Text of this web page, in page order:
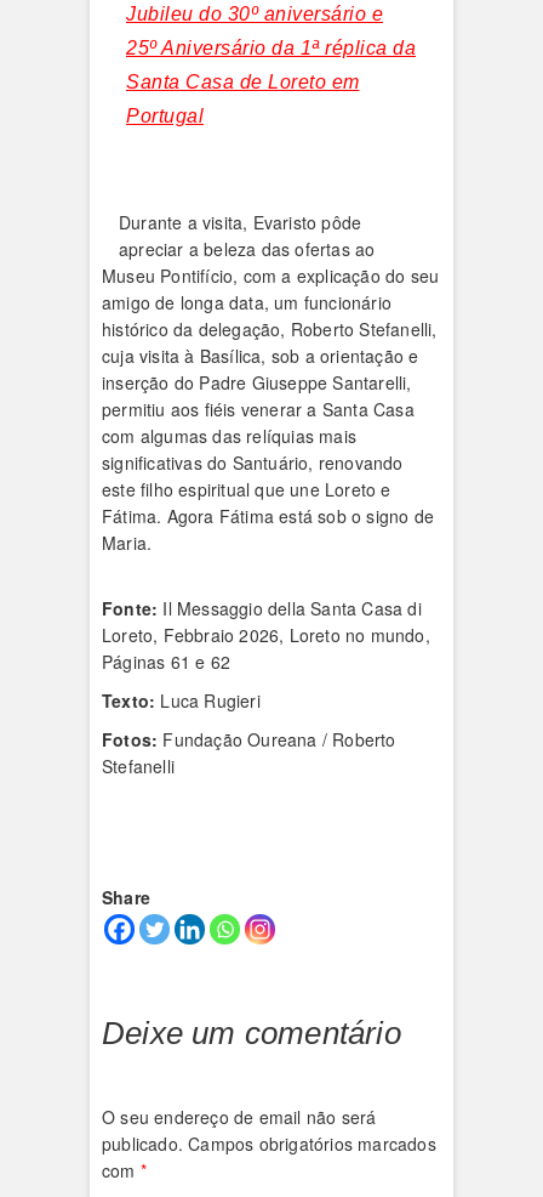
Jubileu do 30º aniversário e
25º Aniversário da 1ª réplica da
Santa Casa de Loreto em
Portugal
Durante a visita, Evaristo pôde
apreciar a beleza das ofertas ao
Museu Pontifício, com a explicação do seu
amigo de longa data, um funcionário
histórico da delegação, Roberto Stefanelli,
cuja visita à Basílica, sob a orientação e
inserção do Padre Giuseppe Santarelli,
permitiu aos fiéis venerar a Santa Casa
com algumas das relíquias mais
significativas do Santuário, renovando
este filho espiritual que une Loreto e
Fátima. Agora Fátima está sob o signo de
Maria.
Fonte: Il Messaggio della Santa Casa di
Loreto, Febbraio 2026, Loreto no mundo,
Páginas 61 e 62
Texto: Luca Rugieri
Fotos: Fundação Oureana / Roberto
Stefanelli
Share
Deixe um comentário
O seu endereço de email não será
publicado. Campos obrigatórios marcados
com *